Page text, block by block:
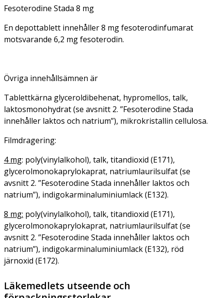
Fesoterodine Stada 8 mg
En depottablett innehåller 8 mg fesoterodinfumarat
motsvarande 6,2 mg fesoterodin.
Övriga innehållsämnen är
Tablettkärna glyceroldibehenat, hypromellos, talk,
laktosmonohydrat (se avsnitt 2. ”Fesoterodine Stada
innehåller laktos och natrium”), mikrokristallin cellulosa.
Filmdragering:
4 mg: poly(vinylalkohol), talk, titandioxid (E171),
glycerolmonokaprylokaprat, natriumlaurilsulfat (se
avsnitt 2. ”Fesoterodine Stada innehåller laktos och
natrium”), indigokarminaluminiumlack (E132).
8 mg: poly(vinylalkohol), talk, titandioxid (E171),
glycerolmonokaprylokaprat, natriumlaurilsulfat (se
avsnitt 2. ”Fesoterodine Stada innehåller laktos och
natrium”), indigokarminaluminiumlack (E132), röd
järnoxid (E172).
Läkemedlets utseende och